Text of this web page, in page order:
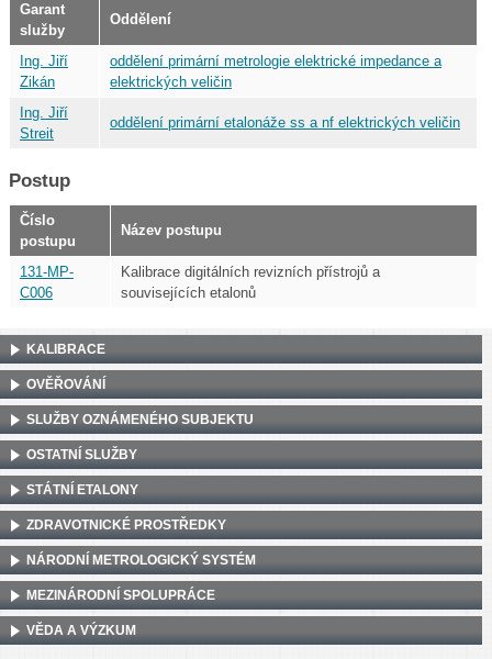
Garant
služby
Oddělení
Ing. Jiří
Zikán
oddělení primární metrologie elektrické impedance a
elektrických veličin
Ing. Jiří
Streit
oddělení primární etalonáže ss a nf elektrických veličin
Postup
Číslo
postupu
Název postupu
131-MP-
C006
Kalibrace digitálních revizních přístrojů a
souvisejících etalonů
KALIBRACE
OVĚŘOVÁNÍ
SLUŽBY OZNÁMENÉHO SUBJEKTU
OSTATNÍ SLUŽBY
STÁTNÍ ETALONY
ZDRAVOTNICKÉ PROSTŘEDKY
NÁRODNÍ METROLOGICKÝ SYSTÉM
MEZINÁRODNÍ SPOLUPRÁCE
VĚDA A VÝZKUM